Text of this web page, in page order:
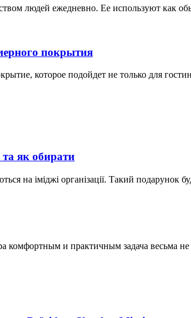
людей ежедневно. Ее используют как
покрытия
которое подойдет не только для
як обирати
на іміджі організації. Такий
комфортным и практичным задача весьма